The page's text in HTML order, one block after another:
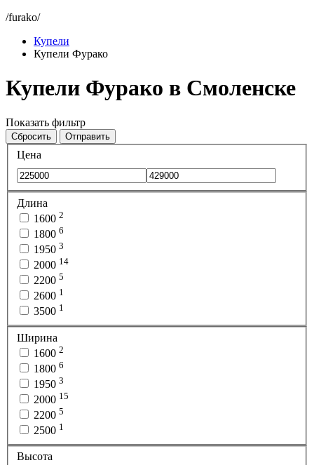
/furako/
Купели
Купели Фурако
Купели Фурако в Смоленске
Показать фильтр
Сбросить Отправить
Цена
Длина
1600 2
1800 6
1950 3
2000 14
2200 5
2600 1
3500 1
Ширина
1600 2
1800 6
1950 3
2000 15
2200 5
2500 1
Высота